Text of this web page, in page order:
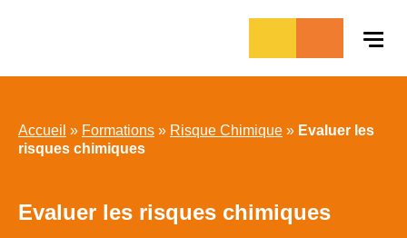
Accueil » Formations » Risque Chimique » Evaluer les
risques chimiques
Evaluer les risques chimiques